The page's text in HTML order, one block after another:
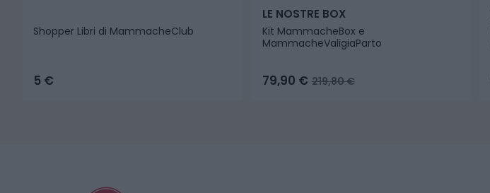
Shopper Libri di MammacheClub
5 €
LE NOSTRE BOX
Kit MammacheBox e
MammacheValigiaParto
79,90 € 219,80€